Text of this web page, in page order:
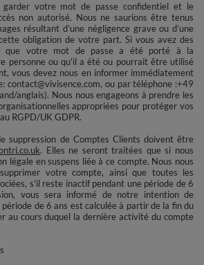
votre mot de passe confidentiel et le
non autorisé. Nous ne saurions être tenus
résultant d’une négligence grave ou d’une
obligation de votre part. Si vous avez des
que votre mot de passe a été porté à la
personne ou qu'il a été ou pourrait être utilisé
vous devez nous en informer immédiatement
contact@vivisence.com, ou par téléphone :+49
anglais). Nous nous engageons à prendre les
appropriées pour protéger vos
RGPD/UK GDPR.
suppression de Comptes Clients doivent être
. Elles ne seront traitées que si nous
légale en suspens liée à ce compte. Nous nous
votre compte, ainsi que toutes les
s'il reste inactif pendant une période de 6
vous sera informé de notre intention de
de 6 ans est calculée à partir de la fin du
au cours duquel la dernière activité du compte